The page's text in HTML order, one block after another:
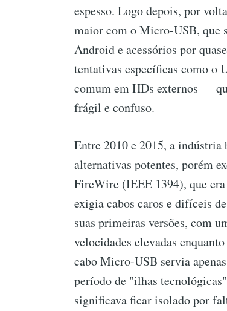
espesso. Logo depois, por
maior com o Micro-USB, que
Android e acessórios por
tentativas específicas como o
comum em HDs externos —
frágil e confuso.
Entre 2010 e 2015, a
alternativas potentes, porém
FireWire (IEEE 1394), que
exigia cabos caros e difíceis
suas primeiras versões, com
velocidades elevadas
cabo Micro-USB servia
período de "ilhas
significava ficar isolado por